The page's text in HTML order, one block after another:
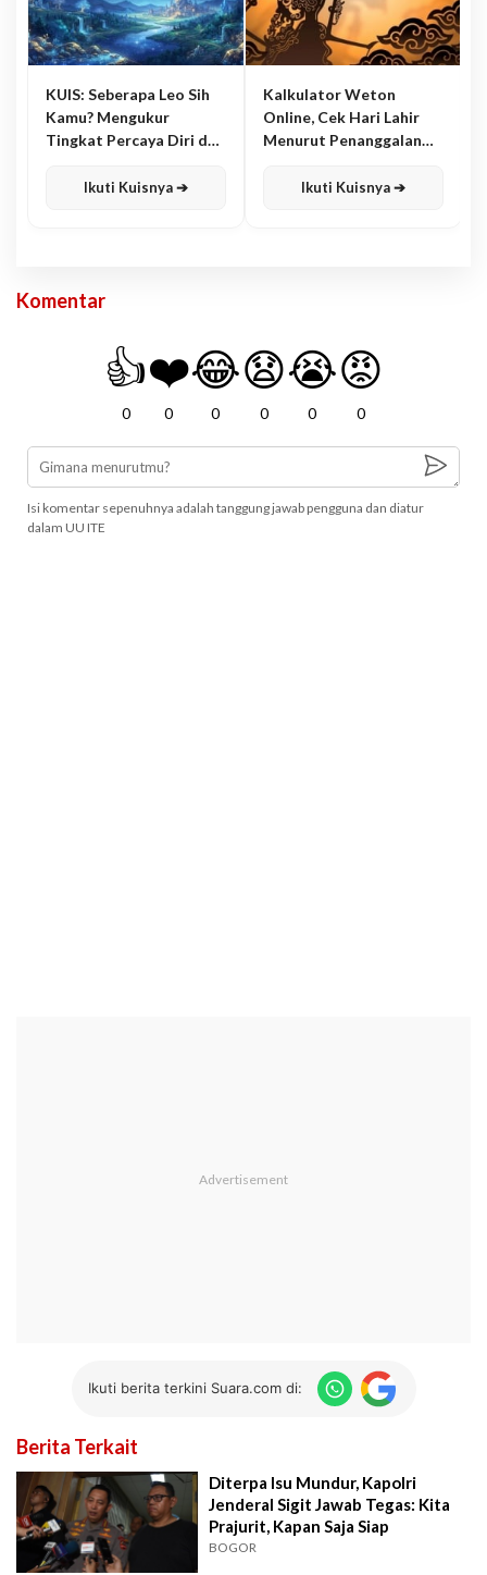
KUIS: Seberapa Leo Sih
Kamu? Mengukur
Tingkat Percaya Diri dan
Ikuti Kuisnya ➔
Kalkulator Weton
Online, Cek Hari Lahir
Menurut Penanggalan
Ikuti Kuisnya ➔
Komentar
👍
0
❤️
0
😂
0
😧
0
😭
0
😡
0
Isi komentar sepenuhnya adalah tanggung jawab pengguna dan diatur
dalam UU ITE
Ikuti berita terkini Suara.com di:
Berita Terkait
Diterpa Isu Mundur, Kapolri
Jenderal Sigit Jawab Tegas: Kita
Prajurit, Kapan Saja Siap
BOGOR